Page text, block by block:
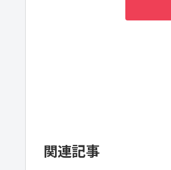
関連記事